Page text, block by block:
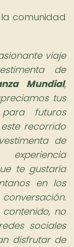
comunidad
viaje
de
Mundial,
tus
futuros
recorrido
de
experiencia
te gustaría
en los
no
sociales
disfrutar de